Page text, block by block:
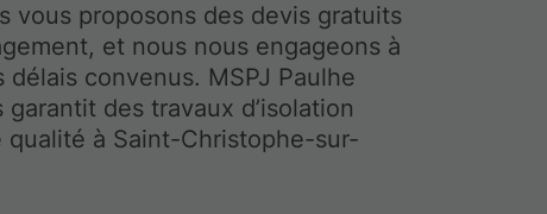
vous proposons des devis gratuits
et nous nous engageons à
délais convenus. MSPJ Paulhe
garantit des travaux d’isolation
qualité à Saint-Christophe-sur-